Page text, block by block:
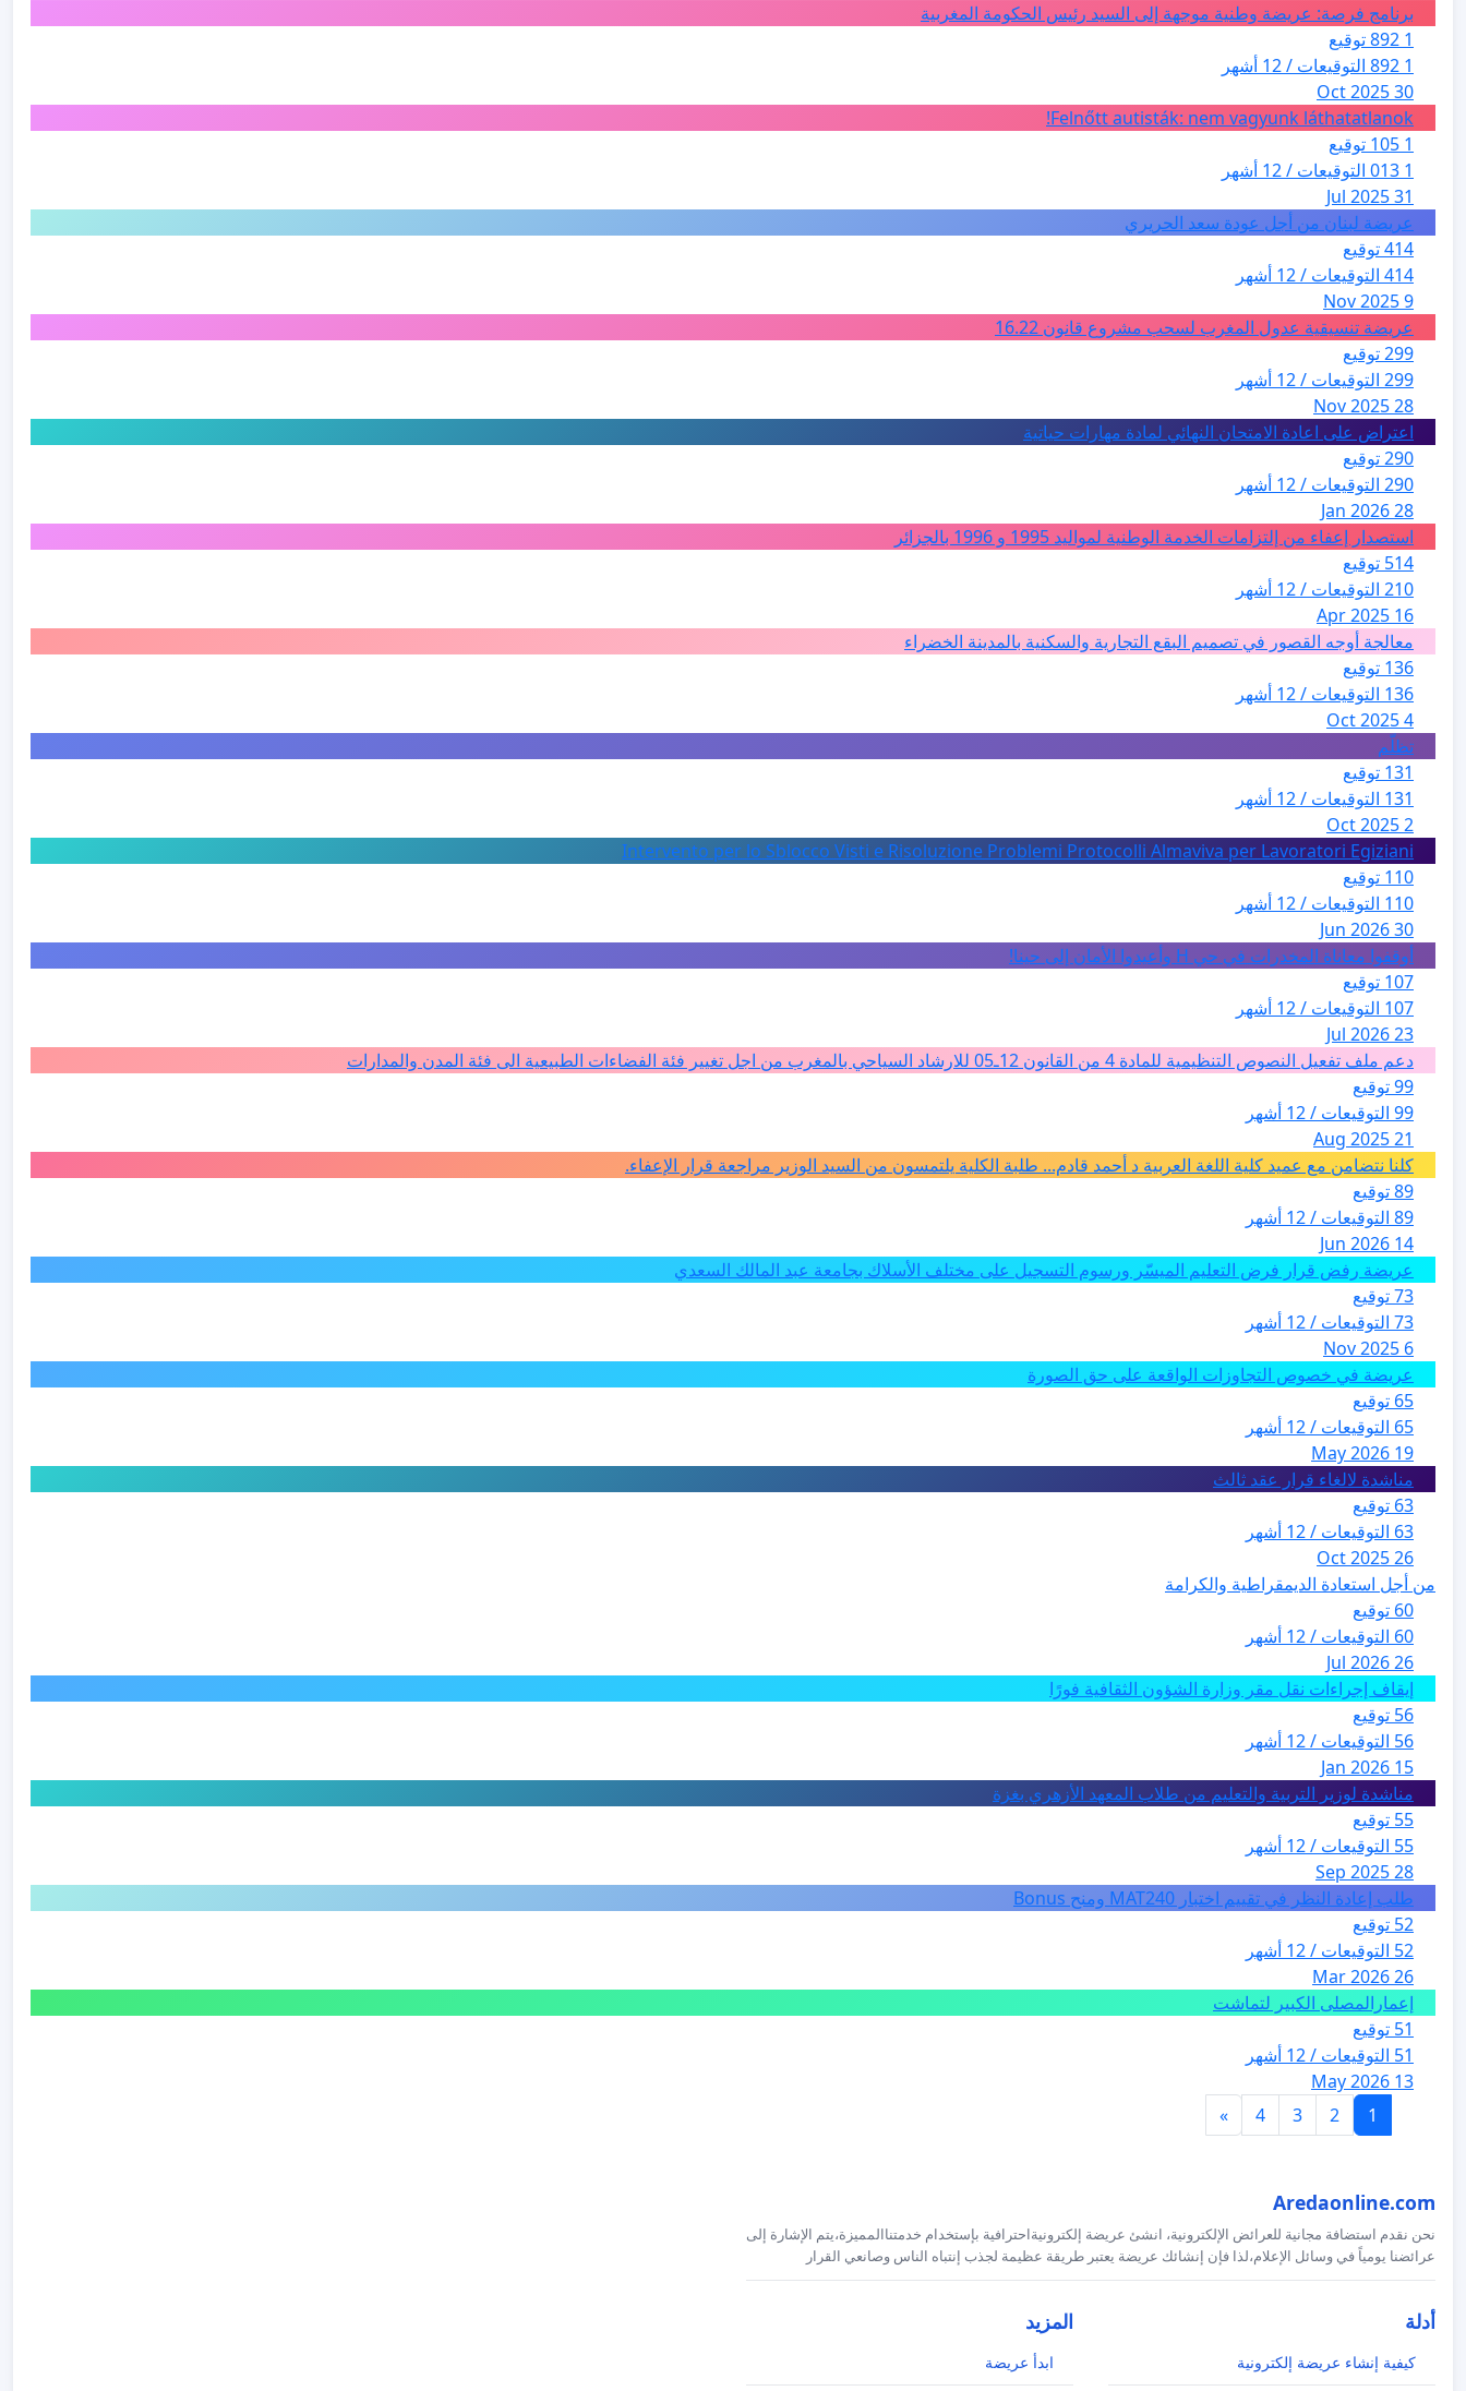
برنامج فرصة: عريضة وطنية موجهة إلى السيد رئيس الحكومة المغربية
1 892 توقيع
1 892 التوقيعات / 12 أشهر
30 Oct 2025
Felnőtt autisták: nem vagyunk láthatatlanok!
1 105 توقيع
1 013 التوقيعات / 12 أشهر
31 Jul 2025
عريضة لبنان من أجل عودة سعد الحريري
414 توقيع
414 التوقيعات / 12 أشهر
9 Nov 2025
عريضة تنسيقية عدول المغرب لسحب مشروع قانون 16.22
299 توقيع
299 التوقيعات / 12 أشهر
28 Nov 2025
اعتراض على اعادة الامتحان النهائي لمادة مهارات حياتية
290 توقيع
290 التوقيعات / 12 أشهر
28 Jan 2026
استصدار إعفاء من إلتزامات الخدمة الوطنية لمواليد 1995 و 1996 بالجزائر
514 توقيع
210 التوقيعات / 12 أشهر
16 Apr 2025
معالجة أوجه القصور في تصميم البقع التجارية والسكنية بالمدينة الخضراء
136 توقيع
136 التوقيعات / 12 أشهر
4 Oct 2025
تظلّم
131 توقيع
131 التوقيعات / 12 أشهر
2 Oct 2025
Intervento per lo Sblocco Visti e Risoluzione Problemi Protocolli Almaviva per Lavoratori Egiziani
110 توقيع
110 التوقيعات / 12 أشهر
30 Jun 2026
أوقفوا معاناة المخدرات في حي H وأعيدوا الأمان إلى حينا!
107 توقيع
107 التوقيعات / 12 أشهر
23 Jul 2026
دعم ملف تفعيل النصوص التنظيمية للمادة 4 من القانون 12ـ05 للارشاد السياحي بالمغرب من اجل تغيير فئة الفضاءات الطبيعية الى فئة المدن والمدارات
99 توقيع
99 التوقيعات / 12 أشهر
21 Aug 2025
كلنا نتضامن مع عميد كلية اللغة العربية د أحمد قادم... طلبة الكلية يلتمسون من السيد الوزير مراجعة قرار الإعفاء.
89 توقيع
89 التوقيعات / 12 أشهر
14 Jun 2026
عريضة رفض قرار فرض التعليم الميسّر ورسوم التسجيل على مختلف الأسلاك بجامعة عبد المالك السعدي
73 توقيع
73 التوقيعات / 12 أشهر
6 Nov 2025
عريضة في خصوص التجاوزات الواقعة على حق الصورة
65 توقيع
65 التوقيعات / 12 أشهر
19 May 2026
مناشدة لالغاء قرار عقد ثالث
63 توقيع
63 التوقيعات / 12 أشهر
26 Oct 2025
من أجل استعادة الديمقراطية والكرامة
60 توقيع
60 التوقيعات / 12 أشهر
26 Jul 2026
إيقاف إجراءات نقل مقر وزارة الشؤون الثقافية فورًا
56 توقيع
56 التوقيعات / 12 أشهر
15 Jan 2026
مناشدة لوزير التربية والتعليم من طلاب المعهد الأزهري بغزة
55 توقيع
55 التوقيعات / 12 أشهر
28 Sep 2025
طلب إعادة النظر في تقييم اختبار MAT240 ومنح Bonus
52 توقيع
52 التوقيعات / 12 أشهر
26 Mar 2026
إعمارالمصلى الكبير لتماشت
51 توقيع
51 التوقيعات / 12 أشهر
13 May 2026
1
2
3
4
»
Aredaonline.com
نحن نقدم استضافة مجانية للعرائض الإلكترونية، انشئ عريضة إلكترونيةاحترافية بإستخدام خدمتناالمميزة،يتم الإشارة إلى
عرائضنا يومياً في وسائل الإعلام،لذا فإن إنشائك عريضة يعتبر طريقة عظيمة لجذب إنتباه الناس وصانعي القرار
أدلة
كيفية إنشاء عريضة إلكترونية
المزيد
ابدأ عريضة